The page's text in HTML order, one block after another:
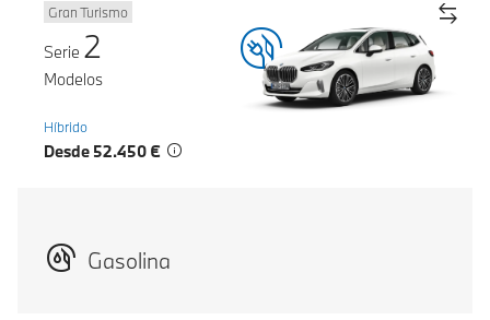
Gran Turismo
Serie 2
Modelos
Híbrido
Desde 52.450 €
Gasolina